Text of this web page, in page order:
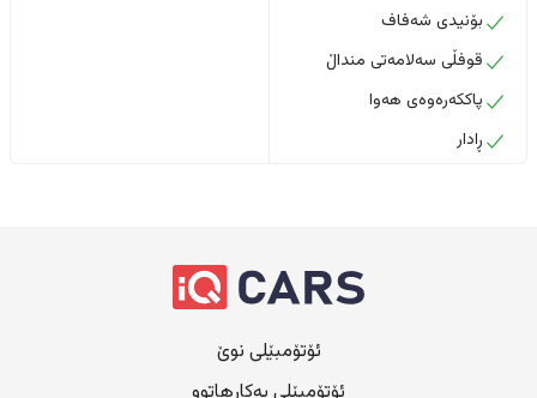
بۆنیدی شەفاف
قوفڵی سەلامەتی منداڵ
پاککەرەوەی هەوا
ڕادار
ئۆتۆمبێلی نوێ